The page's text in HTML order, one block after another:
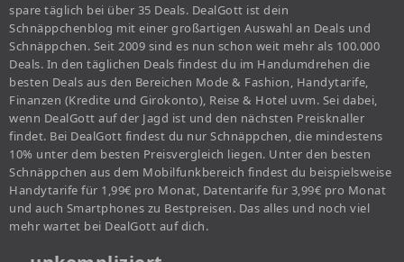
spare täglich bei über 35 Deals. DealGott ist dein
Schnäppchenblog mit einer großartigen Auswahl an Deals und
Schnäppchen. Seit 2009 sind es nun schon weit mehr als 100.000
Deals. In den täglichen Deals findest du im Handumdrehen die
besten Deals aus den Bereichen Mode & Fashion, Handytarife,
Finanzen (Kredite und Girokonto), Reise & Hotel uvm. Sei dabei,
wenn DealGott auf der Jagd ist und den nächsten Preisknaller
findet. Bei DealGott findest du nur Schnäppchen, die mindestens
10% unter dem besten Preisvergleich liegen. Unter den besten
Schnäppchen aus dem Mobilfunkbereich findest du beispielsweise
Handytarife für 1,99€ pro Monat, Datentarife für 3,99€ pro Monat
und auch Smartphones zu Bestpreisen. Das alles und noch viel
mehr wartet bei DealGott auf dich.